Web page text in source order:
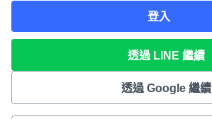
登入
透過 LINE 繼續
透過 Google 繼續